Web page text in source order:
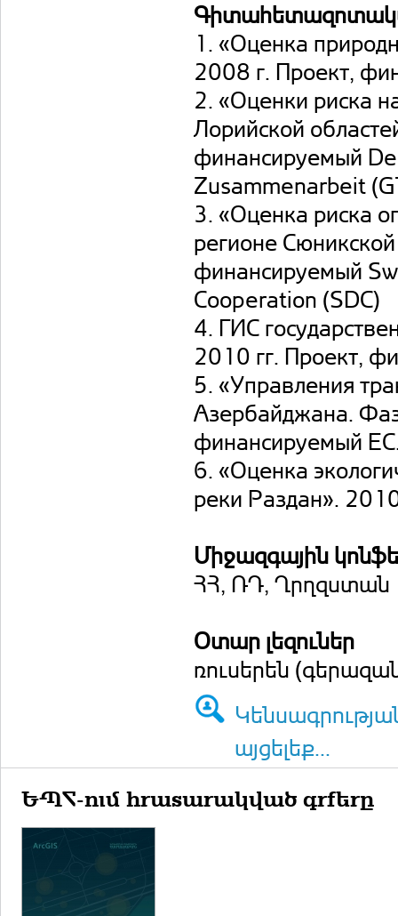
1. «Оценка
2008 г. Проект,
2. «Оценки риска
Лорийской
финансируемый
Zusammenarbeit
3. «Оценка риска
регионе
финансируемый
Cooperation (SDC)
4. ГИС
2010 гг. Проект,
5. «Управления
Азербайджана.
финансируемый
6. «Оценка
реки Раздан».
Միջազգային
ՀՀ, ՌԴ, Ղրղզստան
Օտար լեզուներ
ռուսերեն
այցելեք...
ԵՊՀ-ում հրատարակված գրքերը